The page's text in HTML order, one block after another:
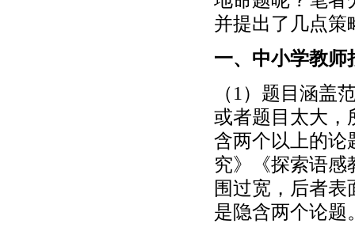
并提出了几点策
一、中小学教师
（1）题目涵盖
或者题目太大，
含两个以上的论
究》《探索语
围过宽，后者
是隐含两个论题